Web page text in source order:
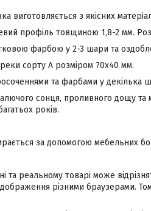
виготовляється з якісних
профіль товщиною 1,8-2 мм.
фарбою у 2-3 шари та
сорту А розміром 70х40 мм.
та фарбами у декілька
сонця, проливного дощу та
років.
за допомогою мебельних
та реальному товарі може
різними браузерами.